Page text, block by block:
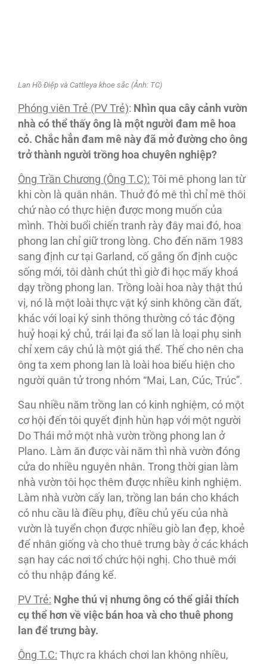
Lan Hồ Điệp và Cattleya khoe sắc (Ảnh: TC)
Phóng viên Trẻ (PV Trẻ): Nhìn qua cây cảnh vườn
nhà có thể thấy ông là một người đam mê hoa
cỏ. Chắc hẳn đam mê này đã mở đường cho ông
trở thành người trồng hoa chuyên nghiệp?
Ông Trần Chương (Ông T.C): Tôi mê phong lan từ
khi còn là quân nhân. Thuở đó mê thì chỉ mê thôi
chứ nào có thực hiện được mong muốn của
mình. Thời buổi chiến tranh rày đây mai đó, hoa
phong lan chỉ giữ trong lòng. Cho đến năm 1983
sang định cư tại Garland, cố gắng ổn định cuộc
sống mới, tôi dành chút thì giờ đi học mấy khoá
dạy trồng phong lan. Trồng loài hoa này thật thú
vị, nó là một loài thực vật ký sinh không cần đất,
khác với loại ký sinh thông thường có tác động
huỷ hoại ký chủ, trái lại đa số lan là loại phụ sinh
chỉ xem cây chủ là một giá thể. Thế cho nên cha
ông ta xem phong lan là loài hoa biểu hiện cho
người quân tử trong nhóm “Mai, Lan, Cúc, Trúc”.
Sau nhiều năm trồng lan có kinh nghiệm, có một
cơ hội đến tôi quyết định hùn hạp với một người
Do Thái mở một nhà vườn trồng phong lan ở
Plano. Làm ăn được vài năm thì nhà vườn đóng
cửa do nhiều nguyên nhân. Trong thời gian làm
nhà vườn tôi học thêm được nhiều kinh nghiệm.
Làm nhà vườn cấy lan, trồng lan bán cho khách
có nhu cầu là điều phụ, điều chủ yếu của nhà
vườn là tuyển chọn được nhiều giò lan đẹp, khoẻ
để nhân giống và cho thuê trưng bày ở các khách
sạn hay các nơi tổ chức hội nghị. Cho thuê mới
có thu nhập đáng kể.
PV Trẻ: Nghe thú vị nhưng ông có thể giải thích
cụ thể hơn về việc bán hoa và cho thuê phong
lan để trưng bày.
Ông T.C: Thực ra khách chơi lan không nhiều,